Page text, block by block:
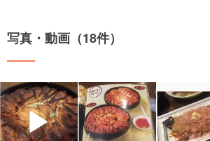
写真・動画（18件）
▶